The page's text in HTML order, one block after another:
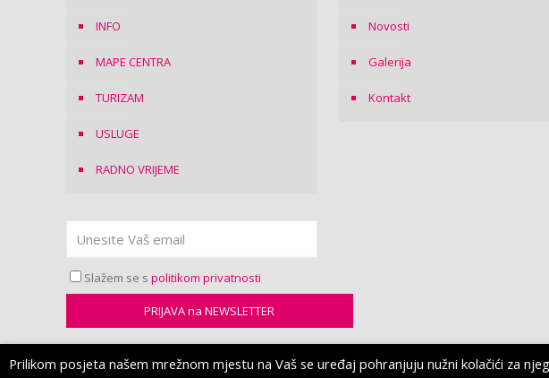
INFO
MAPE CENTRA
TURIZAM
USLUGE
RADNO VRIJEME
Slažem se spolitikom privatnosti
Novosti
Galerija
Kontakt
Prilikom posjeta našem mrežnom mjestu na Vaš se uređaj pohranjuju nužni kolačići za